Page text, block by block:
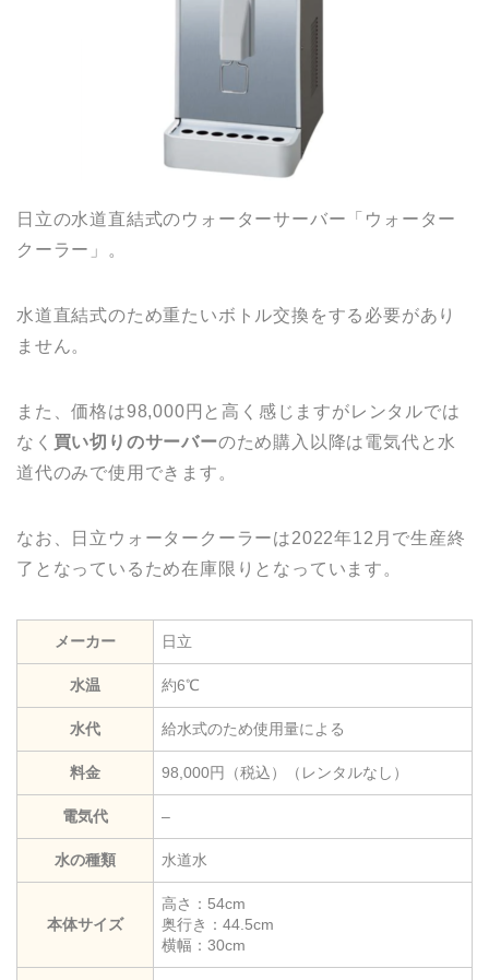
日立の水道直結式のウォーターサーバー「ウォーター
クーラー」。
水道直結式のため重たいボトル交換をする必要があり
ません。
また、価格は98,000円と高く感じますがレンタルでは
なく 買い切りのサーバーのため購入以降は電気代と水
道代のみで使用できます。
なお、日立ウォータークーラーは2022年12月で生産終
了となっているため在庫限りとなっています。
メーカー 日立
水温 約6℃
水代 給水式のため使用量による
料金 98,000円（税込）（レンタルなし）
電気代 –
水の種類 水道水
本体サイズ
高さ：54cm
奥行き：44.5cm
横幅：30cm